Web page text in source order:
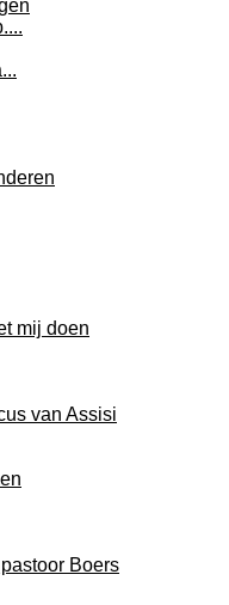
mij doen
van Assisi
Boers